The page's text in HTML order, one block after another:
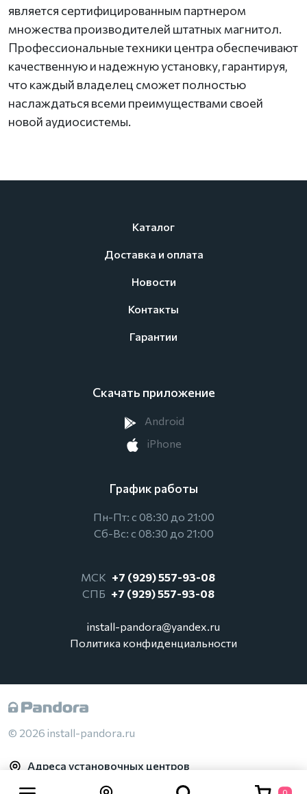
является сертифицированным партнером
множества производителей штатных магнитол.
Профессиональные техники центра обеспечивают
качественную и надежную установку, гарантируя,
что каждый владелец сможет полностью
наслаждаться всеми преимуществами своей
новой аудиосистемы.
Каталог
Доставка и оплата
Новости
Контакты
Гарантии
Скачать приложение
Android
iPhone
График работы
Пн-Пт: с 08:30 до 21:00
Сб-Вс: с 08:30 до 21:00
МСК +7 (929) 557-93-08
СПБ +7 (929) 557-93-08
install-pandora@yandex.ru
Политика конфиденциальности
© 2026 install-pandora.ru
Адреса установочных центров